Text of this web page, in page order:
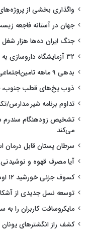
واگذاری بخشی از
جهان در آستانه فاجعه
جنگ ایران ده‌ها هزار شغل
۳۲ آزمایشگاه داروسازی به فضا می‌روند
بدهی ۹ ماهه تامین‌اجتماعی به مراکز دیالیز
ذوب یخ‌های قطب جنوب،
تداوم برنامه شیر مدارس/
تشخیص زودهنگام سندرم
می‌کند
سرطان پستان قابل
آیا مصرف قهوه و
کسوف جزئی خورشید ۱۲ اوت رخ می‌دهد
توسعه نسل جدیدی از
مایکروسافت کاربران
کشف راز انگشترهای یونان